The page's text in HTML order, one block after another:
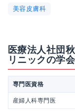
美容皮膚科
医療法人社団
リニックの学
専門医資格
産婦人科専門医